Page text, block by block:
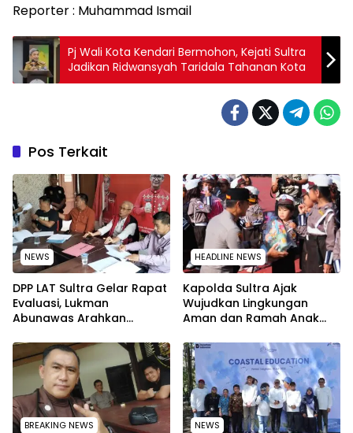
Reporter : Muhammad Ismail
Pj Wali Kota Kendari Bermohon, Kejati Sultra
Jadikan Ridwansyah Taridala Tahanan Kota
Pos Terkait
NEWS
‎DPP LAT Sultra Gelar Rapat
Evaluasi, Lukman
Abunawas Arahkan
Secara Rutin dan
Menyeluruh
HEADLINE NEWS
Kapolda Sultra Ajak
Wujudkan Lingkungan
Aman dan Ramah Anak
Nasional 2026
BREAKING NEWS NEWS